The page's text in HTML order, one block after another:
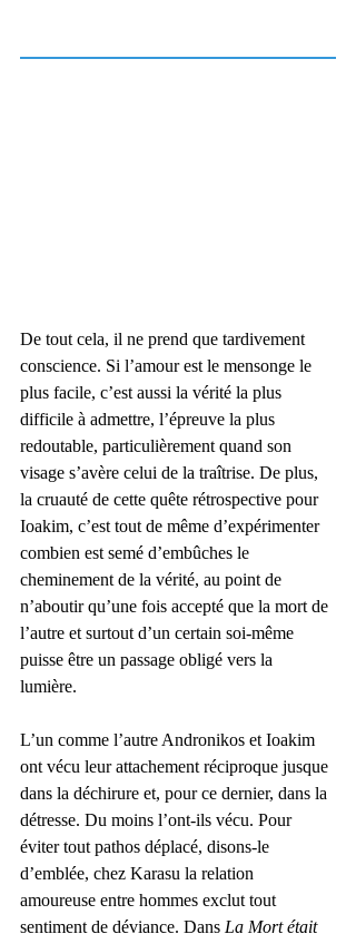
De tout cela, il ne prend que tardivement
conscience. Si l’amour est le mensonge le
plus facile, c’est aussi la vérité la plus
difficile à admettre, l’épreuve la plus
redoutable, particulièrement quand son
visage s’avère celui de la traîtrise. De plus,
la cruauté de cette quête rétrospective pour
Ioakim, c’est tout de même d’expérimenter
combien est semé d’embûches le
cheminement de la vérité, au point de
n’aboutir qu’une fois accepté que la mort de
l’autre et surtout d’un certain soi-même
puisse être un passage obligé vers la
lumière.
L’un comme l’autre Andronikos et Ioakim
ont vécu leur attachement réciproque jusque
dans la déchirure et, pour ce dernier, dans la
détresse. Du moins l’ont-ils vécu. Pour
éviter tout pathos déplacé, disons-le
d’emblée, chez Karasu la relation
amoureuse entre hommes exclut tout
sentiment de déviance. Dans La Mort était